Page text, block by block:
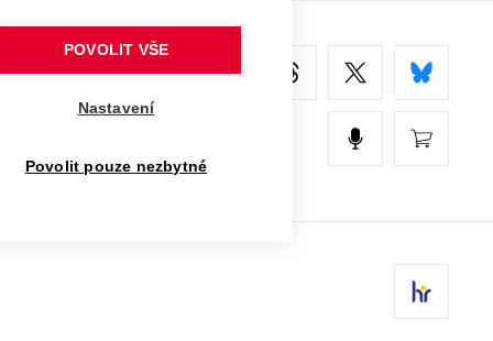
POVOLIT VŠE
Nastavení
Povolit pouze nezbytné